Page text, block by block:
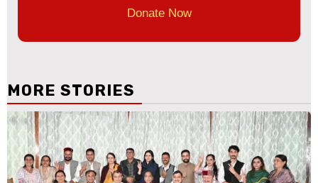
Donate Now
MORE STORIES